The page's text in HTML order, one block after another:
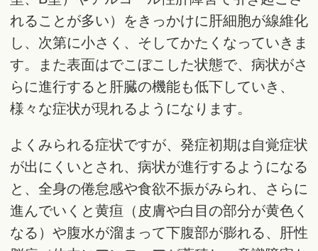
れることが多い）をきっかけに肝細胞が線維化
し、次第に小さく、そしてかたくなっていきま
す。また表面はでこぼこした状態で、病状がさ
らに進行すると肝臓の機能も低下していき、
様々な症状が現れるようになります。
よくみられる症状ですが、発症初期は自覚症状
が出にくいとされ、病状が進行するようになる
と、全身の倦怠感や食欲不振がみられ、さらに
進んでいくと黄疸（皮膚や白目の部分が黄色く
なる）や腹水が溜まって下腹部が膨れる、肝性